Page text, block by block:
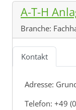
A-T-H
Branche:
Kontakt
Adresse:
Telefon: +49